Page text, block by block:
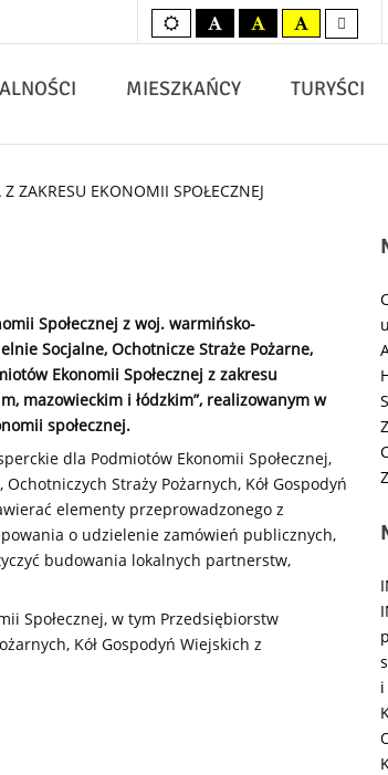
Kolory
domyślne
czarno-
biały
czarno-
żółty
żółto-
czarnyjęzyka
line
MIESZKAŃCY TURYŚCI
ZAKRESU EKONOMII SPOŁECZNEJ
Społecznej z woj. warmińsko-
Socjalne, Ochotnicze Straże Pożarne,
Ekonomii Społecznej z zakresu
mazowieckim i łódzkim”, realizowanym w
społecznej.
dla Podmiotów Ekonomii Społecznej,
Straży Pożarnych, Kół Gospodyń
elementy przeprowadzonego z
o udzielenie zamówień publicznych,
budowania lokalnych partnerstw,
Społecznej, w tym Przedsiębiorstw
Kół Gospodyń Wiejskich z
i